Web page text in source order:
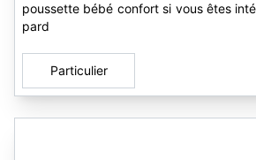
poussette bébé confort si vous êtes
pard
Particulier